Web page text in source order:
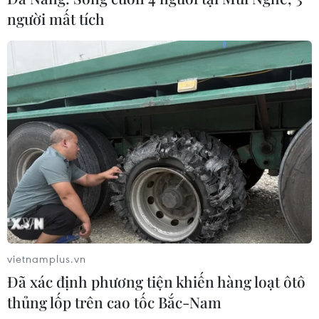
người mất tích
vietnamplus.vn
Đã xác định phương tiện khiến hàng loạt ôtô
thủng lốp trên cao tốc Bắc-Nam